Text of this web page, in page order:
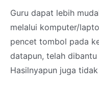
Guru dapat lebih
melalui komputer/
pencet tombol pada
datapun, telah
Hasilnyapun juga